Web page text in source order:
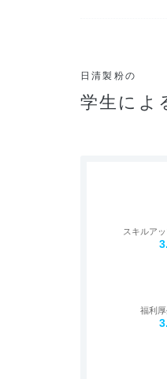
日清製粉の
学生によ
福利
スキルア